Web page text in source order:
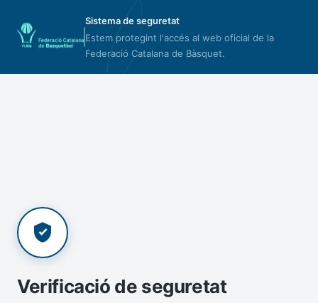
Sistema de seguretat
Estem protegint l'accés al web oficial de la
Federació Catalana de Bàsquet.
Verificació de seguretat